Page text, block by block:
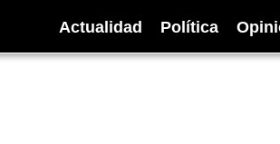
Actualidad Política